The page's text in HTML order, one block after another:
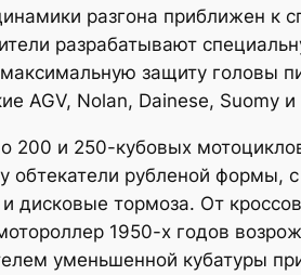
разгона приближен
разрабатывают
защиту головы
AGV, Nolan, Dainese, Suomy
200 и 250-кубовых
обтекатели рубленой формы,
дисковые тормоза. От
1950-х годов
уменьшенной кубатуры